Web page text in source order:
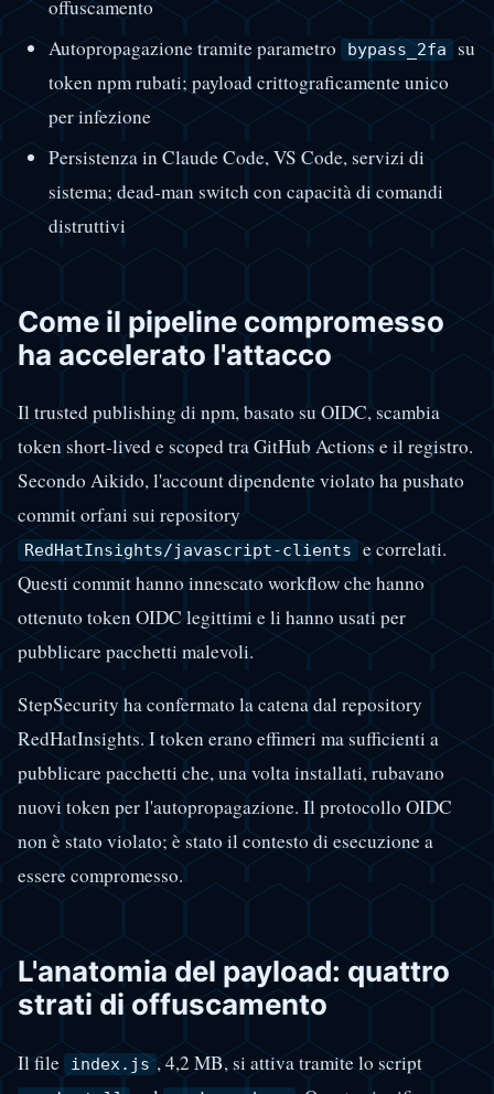
offuscamento
Autopropagazione tramite parametro
bypass_2fa su
token npm rubati; payload crittograficamente unico
per infezione
Persistenza in Claude Code, VS Code, servizi di
sistema; dead-man switch con capacità di comandi
distruttivi
Come il pipeline compromesso
ha accelerato l'attacco
Il trusted publishing di npm, basato su OIDC, scambia
token short-lived e scoped tra GitHub Actions e il registro.
Secondo Aikido, l'account dipendente violato ha pushato
commit orfani sui repository
RedHatInsights/javascript-clients e correlati.
Questi commit hanno innescato workflow che hanno
ottenuto token OIDC legittimi e li hanno usati per
pubblicare pacchetti malevoli.
StepSecurity ha confermato la catena dal repository
RedHatInsights. I token erano effimeri ma sufficienti a
pubblicare pacchetti che, una volta installati, rubavano
nuovi token per l'autopropagazione. Il protocollo OIDC
non è stato violato; è stato il contesto di esecuzione a
essere compromesso.
L'anatomia del payload: quattro
strati di offuscamento
Il file index.js , 4,2 MB, si attiva tramite lo script